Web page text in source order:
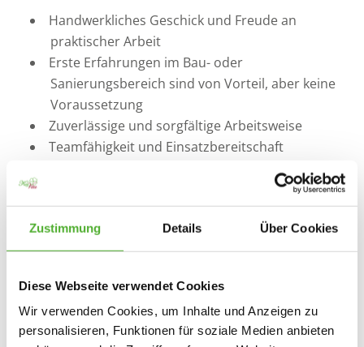
Zustimmung Details Über Cookies
Diese Webseite verwendet Cookies
Wir verwenden Cookies, um Inhalte und Anzeigen zu
personalisieren, Funktionen für soziale Medien anbieten
Handwerkliches Geschick und Freude an
praktischer Arbeit
Erste Erfahrungen im Bau- oder
Sanierungsbereich sind von Vorteil, aber keine
Voraussetzung
Zuverlässige und sorgfältige Arbeitsweise
Teamfähigkeit und Einsatzbereitschaft
Bereitschaft zu mehrtägigen Einsätzen in
Norddeutschland
Führerschein Klasse B
Bewerbungsformular